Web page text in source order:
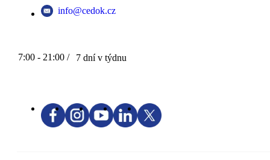
info@cedok.cz
7:00 - 21:00 / 7 dní v týdnu